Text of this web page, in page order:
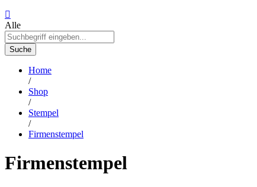
Alle
Suche
Home
/
Shop
/
Stempel
/
Firmenstempel
Firmenstempel